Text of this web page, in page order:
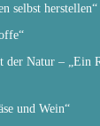
selbst herstellen“
Natur – „Ein
und Wein“